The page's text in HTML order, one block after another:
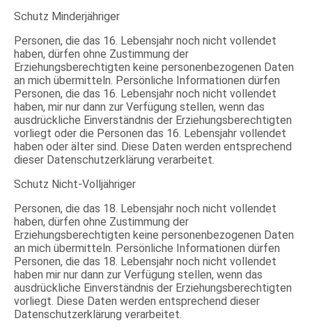
Schutz Minderjähriger
Personen, die das 16. Lebensjahr noch nicht vollendet
haben, dürfen ohne Zustimmung der
Erziehungsberechtigten keine personenbezogenen Daten
an mich übermitteln. Persönliche Informationen dürfen
Personen, die das 16. Lebensjahr noch nicht vollendet
haben, mir nur dann zur Verfügung stellen, wenn das
ausdrückliche Einverständnis der Erziehungsberechtigten
vorliegt oder die Personen das 16. Lebensjahr vollendet
haben oder älter sind. Diese Daten werden entsprechend
dieser Datenschutzerklärung verarbeitet.
Schutz Nicht-Volljähriger
Personen, die das 18. Lebensjahr noch nicht vollendet
haben, dürfen ohne Zustimmung der
Erziehungsberechtigten keine personenbezogenen Daten
an mich übermitteln. Persönliche Informationen dürfen
Personen, die das 18. Lebensjahr noch nicht vollendet
haben mir nur dann zur Verfügung stellen, wenn das
ausdrückliche Einverständnis der Erziehungsberechtigten
vorliegt. Diese Daten werden entsprechend dieser
Datenschutzerklärung verarbeitet.